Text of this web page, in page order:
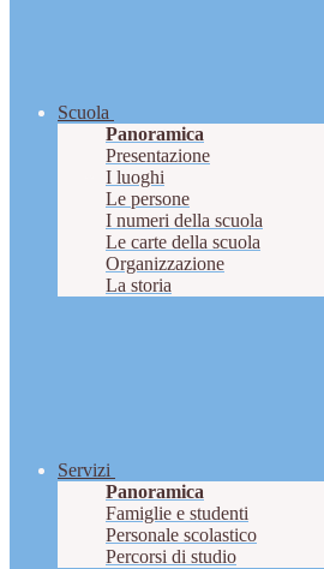
Scuola
Panoramica
Presentazione
I luoghi
Le persone
I numeri della scuola
Le carte della scuola
Organizzazione
La storia
Servizi
Panoramica
Famiglie e studenti
Personale scolastico
Percorsi di studio